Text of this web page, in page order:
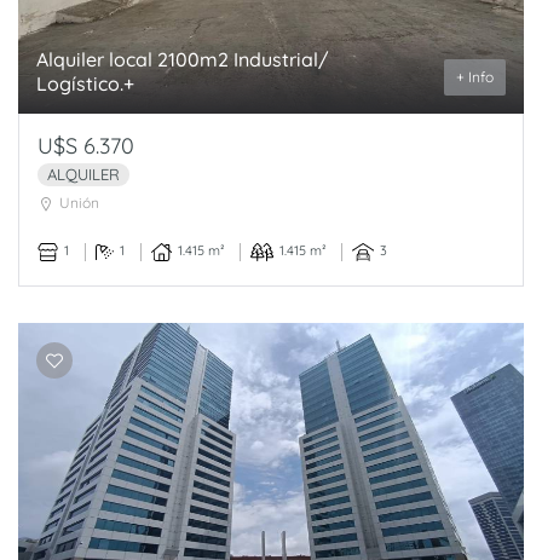
Alquiler local 2100m2 Industrial/
Logístico.+
+ Info
U$S 6.370
ALQUILER
Unión
1 1 1.415 m² 1.415 m² 3